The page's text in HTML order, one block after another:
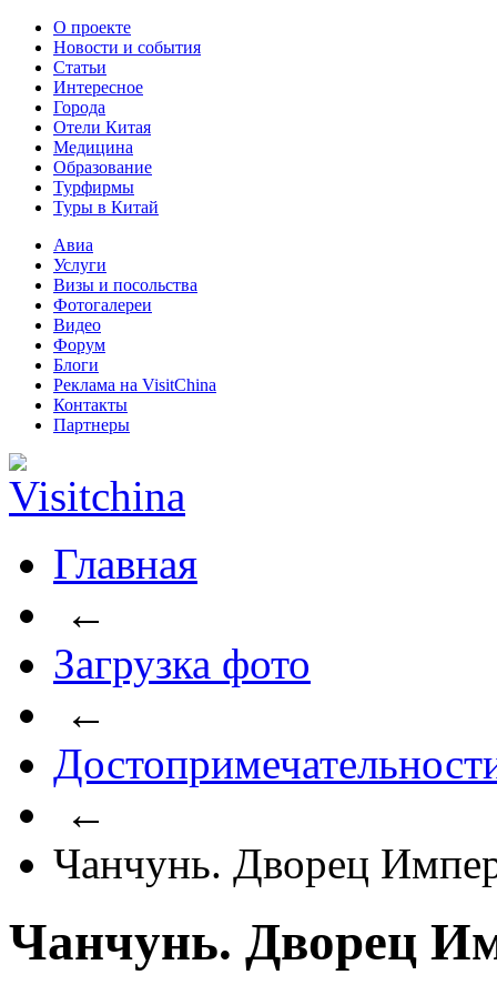
О проекте
Новости и события
Статьи
Интересное
Города
Отели Китая
Медицина
Образование
Турфирмы
Туры в Китай
Авиа
Услуги
Визы и посольства
Фотогалереи
Видео
Форум
Блоги
Реклама на VisitChina
Контакты
Партнеры
Главная
←
Загрузка фото
←
←
Чанчунь. Дворец
Чанчунь. Дворец